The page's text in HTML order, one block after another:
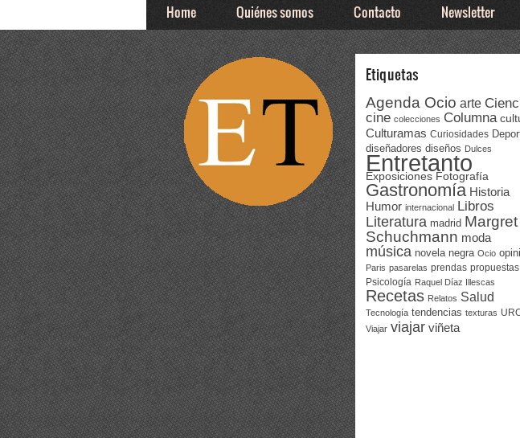
Home Quiénes somos Contacto Newsletter
Etiquetas
Agenda Ocio arte
cine colecciones Columna
Culturamas Curiosidades
diseñadores diseños Dulces
Entretanto
Exposiciones Fotografía
Gastronomía Historia
Humor internacional Libros
Literatura madrid Margret
Schuchmann moda
música novela negra Ocio
Paris pasarelas prendas propuestas
Psicología Raquel Díaz Illescas
Recetas Relatos Salud
Tecnología tendencias texturas
Viajar viajar viñeta